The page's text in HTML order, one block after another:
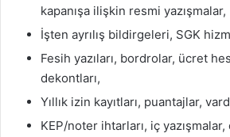
kapanışa ilişkin resmi yazışmalar,
İşten ayrılış bildirgeleri, SGK
Fesih yazıları, bordrolar, ücret
dekontları,
Yıllık izin kayıtları, puantajlar,
KEP/noter ihtarları, iç